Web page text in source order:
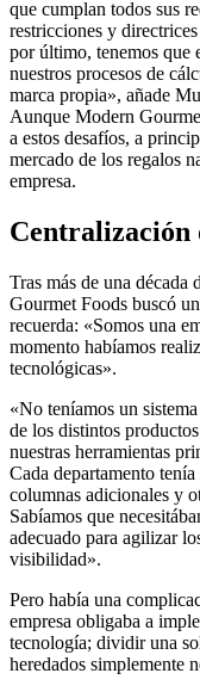
que cumplan todos sus
restricciones y
por último, tenemos que
nuestros procesos de
marca propia», añade
Aunque Modern
a estos desafíos, a
mercado de los regalos
empresa.
Centralización
Tras más de una
Gourmet Foods buscó
recuerda: «Somos una
momento habíamos
tecnológicas».
«No teníamos un
de los distintos
nuestras herramientas
Cada departamento
columnas adicionales y
Sabíamos que
adecuado para agilizar
visibilidad».
Pero había una
empresa obligaba a
tecnología; dividir una
heredados simplemente